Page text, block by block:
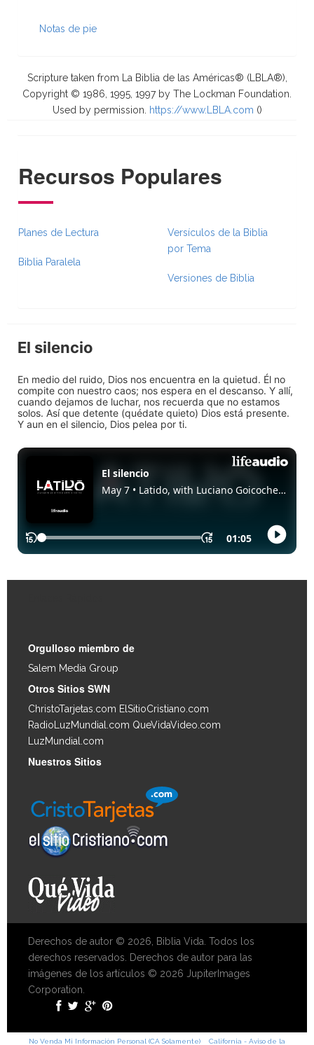
Notas de pie
Scripture taken from La Biblia de las Américas® (LBLA®),
Copyright © 1986, 1995, 1997 by The Lockman Foundation.
Used by permission.
https://www.LBLA.com ()
Recursos Populares
Planes de Lectura
Biblia Paralela
Versículos de la Biblia
por Tema
Versiones de Biblia
El silencio
En medio del ruido, Dios nos encuentra en la quietud. Él no
compite con nuestro caos; nos espera en el descanso. Y allí,
cuando dejamos de luchar, nos recuerda que no estamos
solos. Así que detente (quédate quieto) Dios está presente.
Y aun en el silencio, Dios pelea por ti.
Orgulloso miembro de
Salem Media Group
Otros Sitios SWN
ChristoTarjetas.com ElSitioCristiano.com
RadioLuzMundial.com QueVidaVideo.com
LuzMundial.com
Nuestros Sitios
Derechos de autor © 2026, Biblia Vida. Todos los
derechos reservados. Derechos de autor para las
imágenes de los artículos © 2026 JupiterImages
Corporation.
No Venda Mi Información Personal (CA Solamente) California - Aviso de la